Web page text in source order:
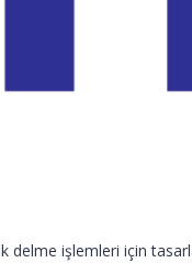
işlemleri için